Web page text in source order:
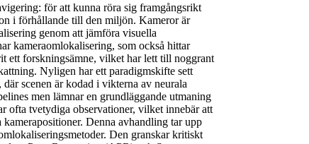
för att kunna röra sig framgångsrikt
i förhållande till den miljön. Kameror är
genom att jämföra visuella
kameraomlokalisering, som också hittar
ett forskningsämne, vilket har lett till noggrant
Nyligen har ett paradigmskifte sett
scenen är kodad i vikterna av neurala
men lämnar en grundläggande utmaning
ofta tvetydiga observationer, vilket innebär att
Denna avhandling tar upp
Den granskar kritiskt